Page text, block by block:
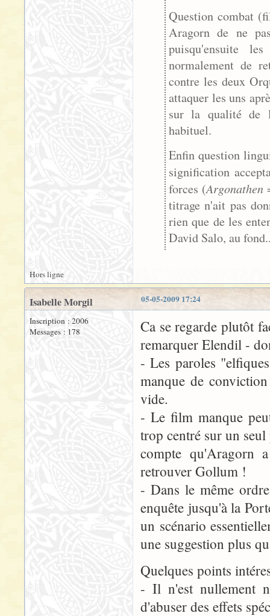
Question combat
Aragorn de ne
puisqu'ensuite
normalement de
contre les deux
attaquer les uns
sur la qualité de
habituel.
Enfin question
signification
forces (Argonathen
titrage n'ait pas
rien que de les
David Salo, au
Hors ligne
05-05-2009 17:24
Isabelle Morgil
Inscription : 2006
Messages : 178
Ca se regarde plutôt
remarquer Elendil -
- Les paroles
manque de
vide.
- Le film manque
trop centré sur un seul
compte qu'Aragorn
retrouver Gollum !
- Dans le même
enquête jusqu'à la
un scénario
une suggestion plus
Quelques points
- Il n'est nullement
d'abuser des effets